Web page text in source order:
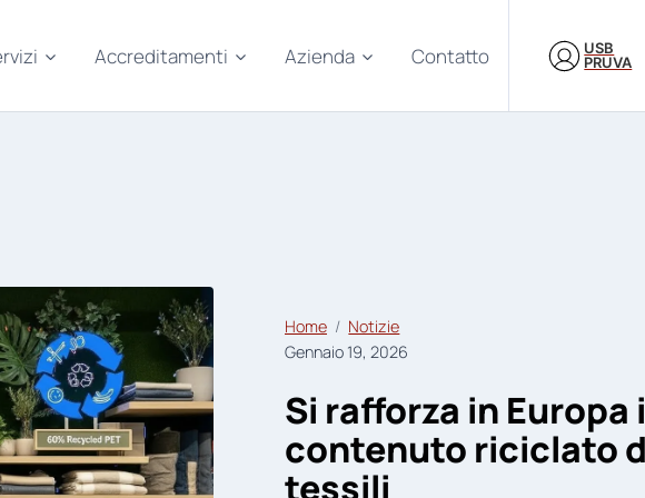
Accreditamenti Azienda Contatto
USB
PRUVA
Home
Notizie
Gennaio 19, 2026
Si rafforza in
contenuto riciclato
tessili